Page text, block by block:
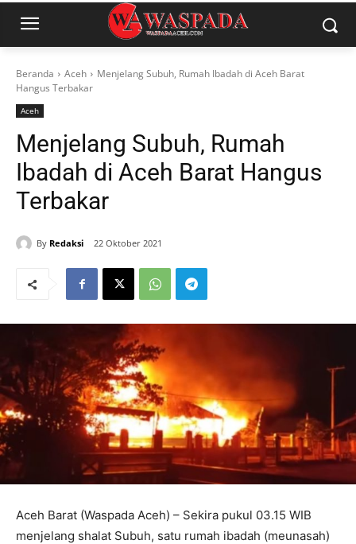
Beranda Aceh
Menjelang Subuh, Rumah Ibadah di Aceh Barat
Hangus Terbakar
Aceh
Menjelang Subuh, Rumah
Ibadah di Aceh Barat Hangus
Terbakar
By Redaksi 22 Oktober 2021
Aceh Barat (Waspada Aceh) – Sekira pukul 03.15 WIB
menjelang shalat Subuh, satu rumah ibadah (meunasah)